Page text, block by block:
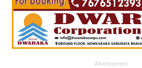
Advertisement